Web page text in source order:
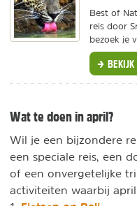
Best of
reis door
bezoek je
BEKIJK
Wat te doen in april?
Wil je een bijzondere
een speciale reis, een
of een onvergetelijke
activiteiten waarbij april